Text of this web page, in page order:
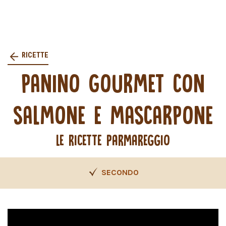
RICETTE
PANINO GOURMET CON
SALMONE E MASCARPONE
LE RICETTE PARMAREGGIO
SECONDO